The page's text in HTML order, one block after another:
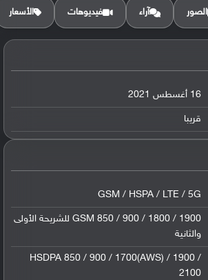
البطارية:
ليثيوم بوليمر سعة 6000 مللي أمبير, غير ق...
الصور آراء فيديوهات الأسعار
16 أغسطس 2021
قريبا
GSM / HSPA / LTE / 5G
GSM 850 / 900 / 1800 / 1900 للشريحة الأولى
والثانية
HSDPA 850 / 900 / 1700(AWS) / 1900 /
2100